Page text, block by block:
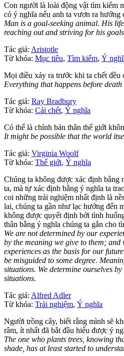
Con người là loài động vật tìm kiếm
có ý nghĩa nếu anh ta vươn ra hướng
Man is a goal-seeking animal. His
reaching out and striving for his
Tác giả: Aristotle
Từ khóa: Mục tiêu, Tìm kiếm, Ý
Mọi điều xảy ra trước khi ta chết đều
Everything that happens before
Tác giả: Ray Bradbury
Từ khóa: Cái chết, Ý nghĩa
Có thể là chính bản thân thế giới
It might be possible that the world
Tác giả: Virginia Woolf
Từ khóa: Thế giới, Ý nghĩa
Chúng ta không được xác định bằng
ta, mà tự xác định bằng ý nghĩa ta
coi những trải nghiệm nhất định là
lai, chúng ta gần như lạc hướng đến
không được quyết định bởi tình
thân bằng ý nghĩa chúng ta gắn cho
We are not determined by our
by the meaning we give to them;
experiences as the basis for our
be misguided to some degree.
situations. We determine ourselves
situations.
Tác giả: Alfred Adler
Từ khóa: Trải nghiệm, Ý nghĩa
Người trồng cây, biết rằng mình sẽ
râm, ít nhất đã bắt đầu hiểu được ý
The one who plants trees, knowing
shade, has at least started to